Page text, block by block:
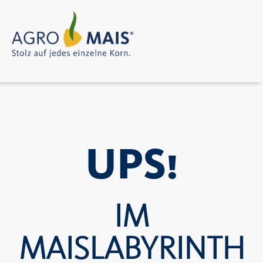
UPS!
IM
MAISLABYRINTH